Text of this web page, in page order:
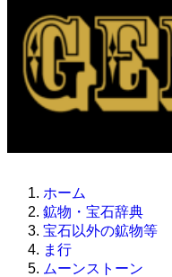
ホーム
鉱物・宝石辞典
宝石以外の鉱物等
ま行
ムーンストーン